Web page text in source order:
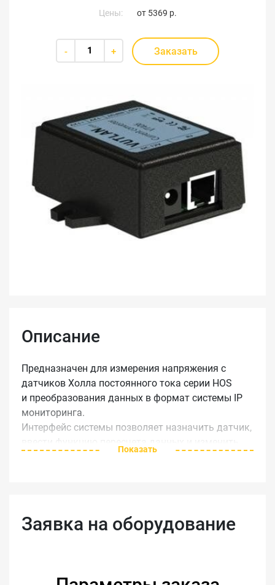
Цены: от 5369 р.
- + Заказать
Описание
Предназначен для измерения напряжения с
датчиков Холла постоянного тока серии HOS
и преобразования данных в формат системы IP
мониторинга.
Интерфейс системы позволяет назначить датчик,
ввести функцию пересчета данных и изменить
Питание: 12V DC, 1A
Показать
Заявка на оборудование